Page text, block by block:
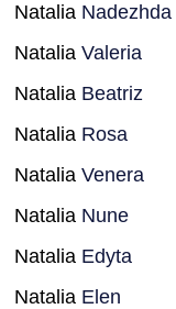
Natalia Nadezhda
Natalia Valeria
Natalia Beatriz
Natalia Rosa
Natalia Venera
Natalia Nune
Natalia Edyta
Natalia Elen